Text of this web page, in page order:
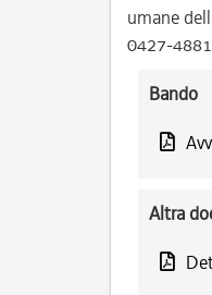
umane
0427-
Bando
Altra